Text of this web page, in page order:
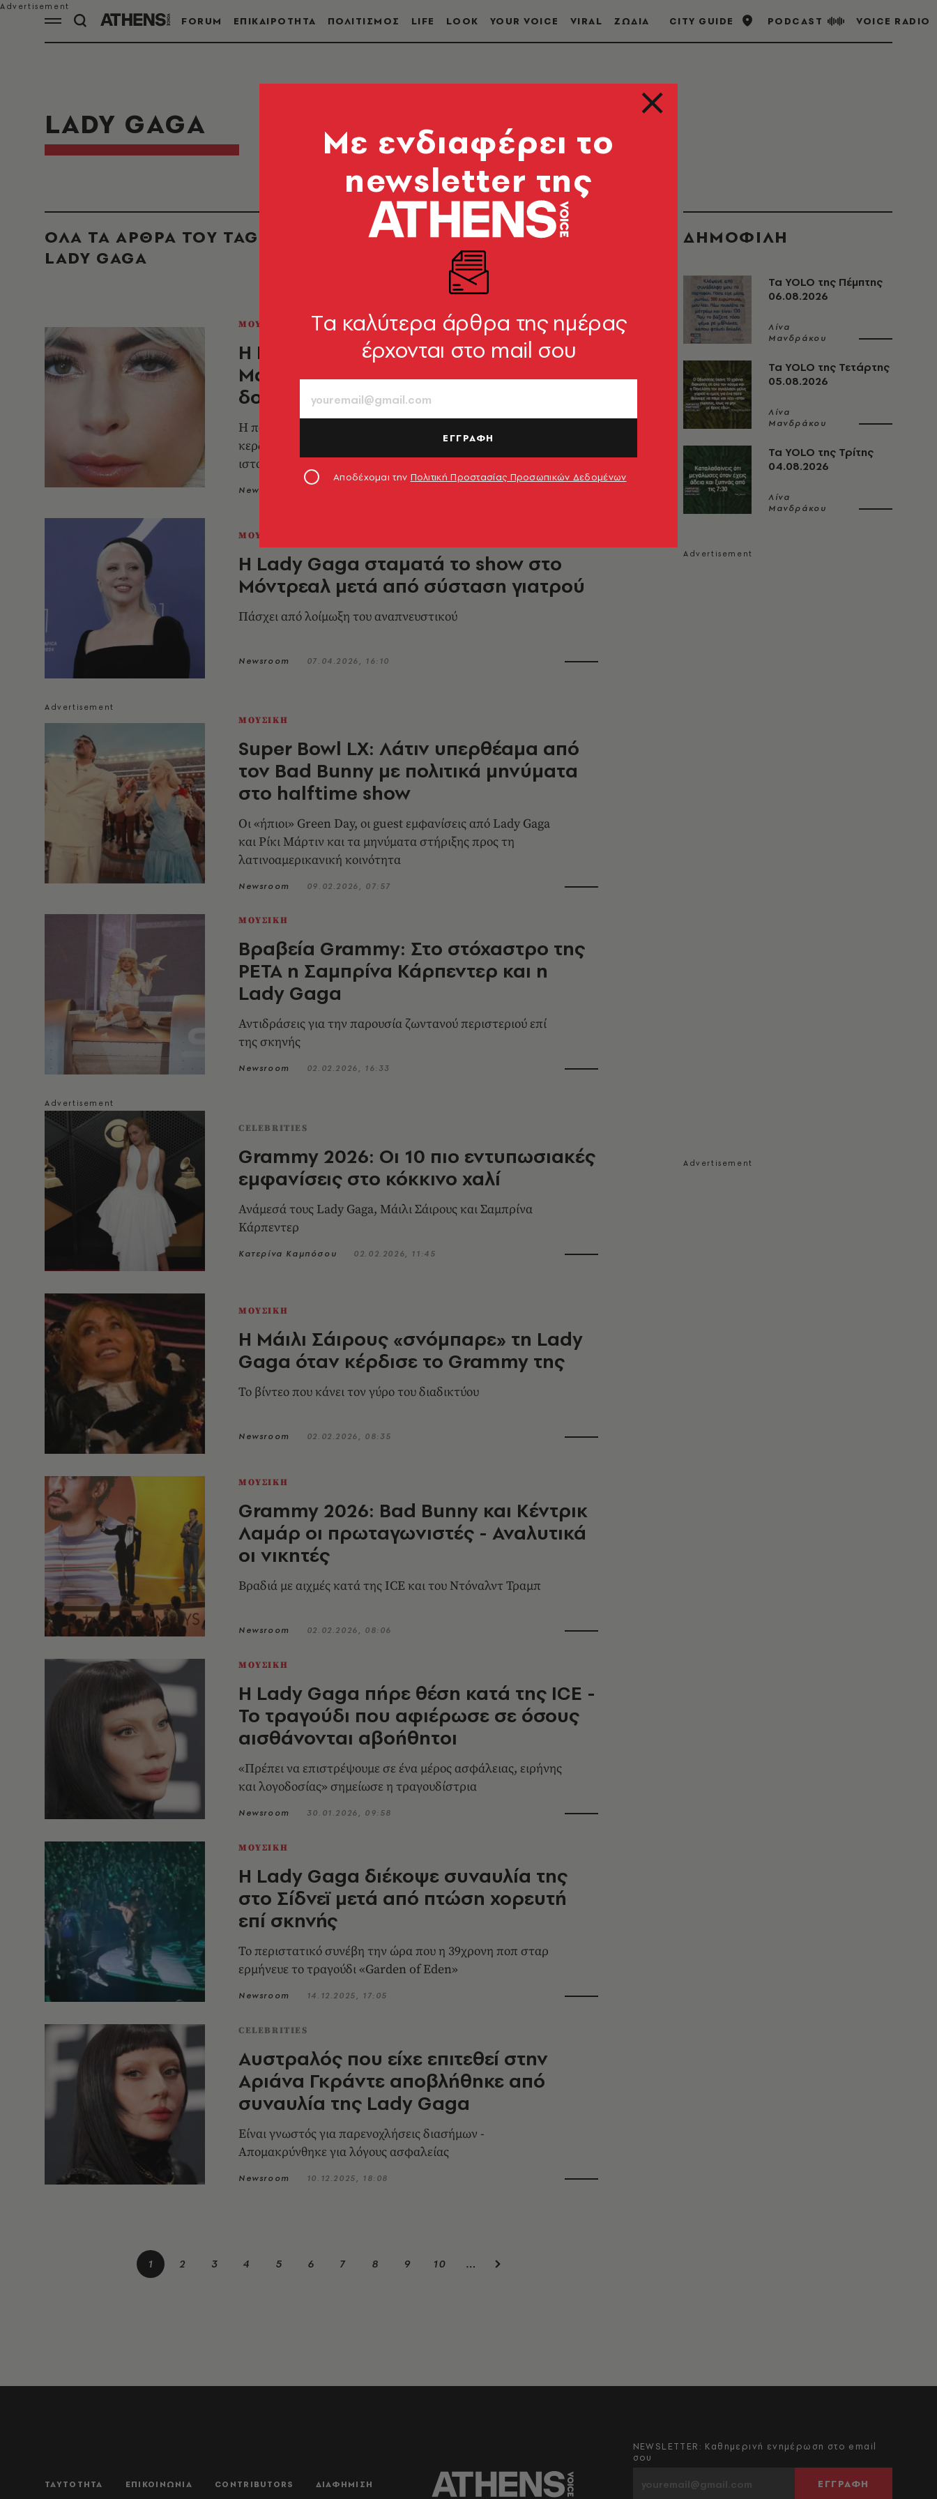
FORUM ΕΠΙΚΑΙΡΟΤΗΤΑ ΠΟΛΙΤΙΣΜΟΣ LIFE LOOK YOUR VOICE VIRAL ΖΩΔΙΑ CITY GUIDE PODCAST VOICE RADIO
LADY GAGA
ΟΛΑ ΤΑ ΑΡΘΡΑ ΤΟΥ TAG
LADY GAGA
ΜΟΥΣΙΚΗ
Η Lady Gaga σπάει ρεκόρ: Η περιοδεία
Mayhem Ball ξεπέρασε τα 400 εκατ.
δολάρια
Η ποπ σταρ πέρασε στην πρώτη δεκάδα των πιο
κερδοφόρων περιοδειών από γυναίκα καλλιτέχνιδα στην
ιστορία της μουσικής
Newsroom
ΜΟΥΣΙΚΗ
H Lady Gaga σταματά το show στο
Μόντρεαλ μετά από σύσταση γιατρού
Πάσχει από λοίμωξη του αναπνευστικού
Newsroom 07.04.2026, 16:10
ΜΟΥΣΙΚΗ
Super Bowl LX: Λάτιν υπερθέαμα από
τον Bad Bunny με πολιτικά μηνύματα
στο halftime show
Οι «ήπιοι» Green Day, οι guest εμφανίσεις από Lady Gaga
και Ρίκι Μάρτιν και τα μηνύματα στήριξης προς τη
λατινοαμερικανική κοινότητα
Newsroom 09.02.2026, 07:57
ΜΟΥΣΙΚΗ
Βραβεία Grammy: Στο στόχαστρο της
PETA η Σαμπρίνα Κάρπεντερ και η
Lady Gaga
Αντιδράσεις για την παρουσία ζωντανού περιστεριού επί
της σκηνής
Newsroom 02.02.2026, 16:33
CELEBRITIES
Grammy 2026: Οι 10 πιο εντυπωσιακές
εμφανίσεις στο κόκκινο χαλί
Ανάμεσά τους Lady Gaga, Μάιλι Σάιρους και Σαμπρίνα
Κάρπεντερ
Κατερίνα Καμπόσου 02.02.2026, 11:45
ΜΟΥΣΙΚΗ
Η Μάιλι Σάιρους «σνόμπαρε» τη Lady
Gaga όταν κέρδισε το Grammy της
Το βίντεο που κάνει τον γύρο του διαδικτύου
Newsroom 02.02.2026, 08:35
ΜΟΥΣΙΚΗ
Grammy 2026: Bad Bunny και Κέντρικ
Λαμάρ οι πρωταγωνιστές - Αναλυτικά
οι νικητές
Βραδιά με αιχμές κατά της ICE και του Ντόναλντ Τραμπ
Newsroom 02.02.2026, 08:06
ΜΟΥΣΙΚΗ
Η Lady Gaga πήρε θέση κατά της ICE -
Το τραγούδι που αφιέρωσε σε όσους
αισθάνονται αβοήθητοι
«Πρέπει να επιστρέψουμε σε ένα μέρος ασφάλειας, ειρήνης
και λογοδοσίας» σημείωσε η τραγουδίστρια
Newsroom 30.01.2026, 09:58
ΜΟΥΣΙΚΗ
Η Lady Gaga διέκοψε συναυλία της
στο Σίδνεϊ μετά από πτώση χορευτή
επί σκηνής
Το περιστατικό συνέβη την ώρα που η 39χρονη ποπ σταρ
ερμήνευε το τραγούδι «Garden of Eden»
Newsroom 14.12.2025, 17:05
CELEBRITIES
Αυστραλός που είχε επιτεθεί στην
Αριάνα Γκράντε αποβλήθηκε από
συναυλία της Lady Gaga
Είναι γνωστός για παρενοχλήσεις διασήμων -
Απομακρύνθηκε για λόγους ασφαλείας
Newsroom 10.12.2025, 18:08
1 2 3 4 5 6 7 8 9 10 …
ΔΗΜΟΦΙΛΗ
Τα YOLO της Πέμπτης
06.08.2026
Λίνα
Μανδράκου
Τα YOLO της Τετάρτης
05.08.2026
Λίνα
Μανδράκου
Τα YOLO της Τρίτης
04.08.2026
Λίνα
Μανδράκου
ΤΑΥΤΟΤΗΤΑ ΕΠΙΚΟΙΝΩΝΙΑ CONTRIBUTORS ΔΙΑΦΗΜΙΣΗ
NEWSLETTER: Καθημερινή ενημέρωση στο email
σου
ΕΓΓΡΑΦΗ
Mε ενδιαφέρει το
newsletter της
Tα καλύτερα άρθρα της ημέρας
έρχονται στο mail σου
ΕΓΓΡΑΦΗ
Αποδέχομαι την Πολιτική Προστασίας Προσωπικών Δεδομένων